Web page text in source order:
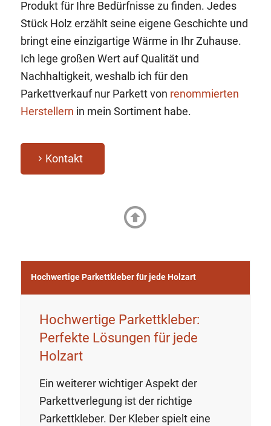
Produkt für Ihre Bedürfnisse zu finden. Jedes
Stück Holz erzählt seine eigene Geschichte und
bringt eine einzigartige Wärme in Ihr Zuhause.
Ich lege großen Wert auf Qualität und
Nachhaltigkeit, weshalb ich für den
Parkettverkauf nur Parkett von renommierten
Herstellern in mein Sortiment habe.
Kontakt
Hochwertige Parkettkleber für jede Holzart
Hochwertige Parkettkleber:
Perfekte Lösungen für jede
Holzart
Ein weiterer wichtiger Aspekt der
Parkettverlegung ist der richtige
Parkettkleber. Der Kleber spielt eine